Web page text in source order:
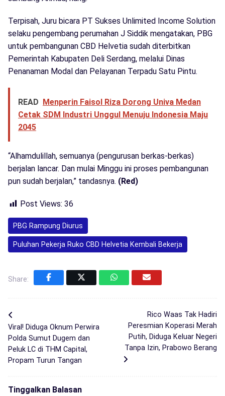
Terpisah, Juru bicara PT Sukses Unlimited Income Solution
selaku pengembang perumahan J Siddik mengatakan, PBG
untuk pembangunan CBD Helvetia sudah diterbitkan
Pemerintah Kabupaten Deli Serdang, melalui Dinas
Penanaman Modal dan Pelayanan Terpadu Satu Pintu.
READ Menperin Faisol Riza Dorong Univa Medan
Cetak SDM Industri Unggul Menuju Indonesia Maju
2045
“Alhamdulillah, semuanya (pengurusan berkas-berkas)
berjalan lancar. Dan mulai Minggu ini proses pembangunan
pun sudah berjalan,” tandasnya. (Red)
Post Views: 36
PBG Rampung Diurus
Puluhan Pekerja Ruko CBD Helvetia Kembali Bekerja
Share:
Viral! Diduga Oknum Perwira
Polda Sumut Dugem dan
Peluk LC di THM Capital,
Propam Turun Tangan
Rico Waas Tak Hadiri
Peresmian Koperasi Merah
Putih, Diduga Keluar Negeri
Tanpa Izin, Prabowo Berang
Tinggalkan Balasan